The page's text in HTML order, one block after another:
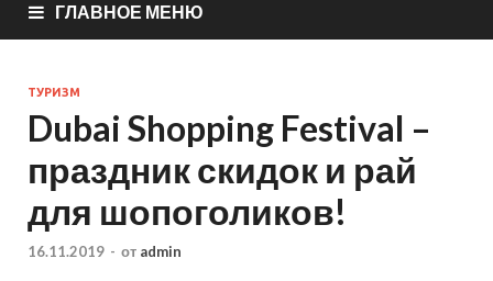
ГЛАВНОЕ МЕНЮ
ТУРИЗМ
Dubai Shopping Festival –
праздник скидок и рай
для шопоголиков!
16.11.2019 - от admin